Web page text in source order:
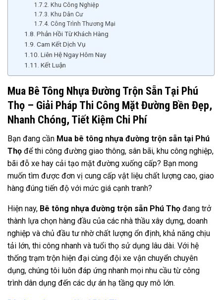
Khu Công Nghiệp
Khu Dân Cư
Công Trình Thương Mại
Phản Hồi Từ Khách Hàng
Cam Kết Dịch Vụ
Liên Hệ Ngay Hôm Nay
Kết Luận
Mua Bê Tông Nhựa Đường Trộn Sẵn Tại Phú
Thọ – Giải Pháp Thi Công Mặt Đường Bền Đẹp,
Nhanh Chóng, Tiết Kiệm Chi Phí
Bạn đang cần Mua bê tông nhựa đường trộn sẵn tại Phú
Thọ để thi công đường giao thông, sân bãi, khu công nghiệp,
bãi đỗ xe hay cải tạo mặt đường xuống cấp? Bạn mong
muốn tìm được đơn vị cung cấp vật liệu chất lượng cao, giao
hàng đúng tiến độ với mức giá cạnh tranh?
Hiện nay, Bê tông nhựa đường trộn sẵn Phú Thọ đang trở
thành lựa chọn hàng đầu của các nhà thầu xây dựng, doanh
nghiệp và chủ đầu tư nhờ chất lượng ổn định, khả năng chịu
tải lớn, thi công nhanh và tuổi thọ sử dụng lâu dài. Với hệ
thống trạm trộn hiện đại cùng đội xe vận chuyển chuyên
dụng, chúng tôi luôn đáp ứng nhanh mọi nhu cầu từ công
trình dân dụng đến các dự án hạ tầng quy mô lớn.